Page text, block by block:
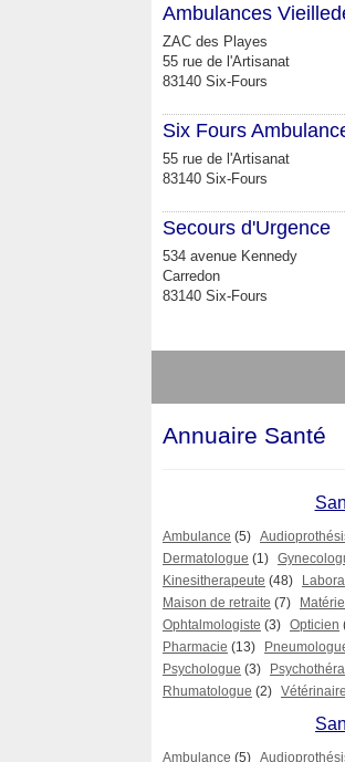
Ambulances
ZAC des Playes
55 rue de l'Artisanat
83140 Six-Fours
Six Fours
55 rue de l'Artisanat
83140 Six-Fours
Secours d'Urgence
534 avenue Kennedy
Carredon
83140 Six-Fours
Annuaire Santé
Ambulance (5)
Dermatologue (1)
Kinesitherapeute (48)
Maison de retraite (7)
Ophtalmologiste (3) Opticien
Pharmacie (13)
Psychologue (3)
Rhumatologue (2) Vétérinaire
Ambulance (5)